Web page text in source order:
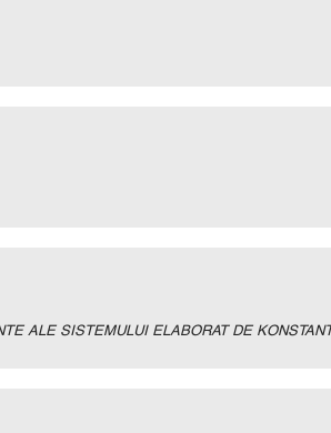
ALE SISTEMULUI ELABORAT DE